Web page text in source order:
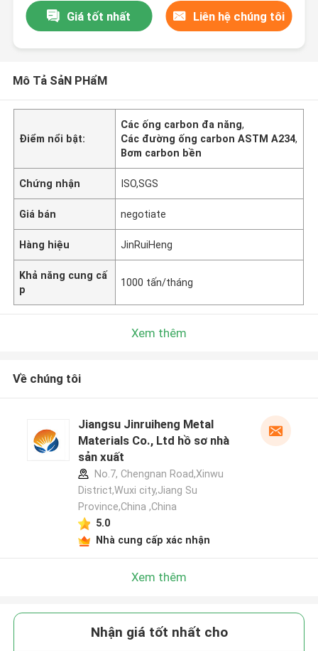
Giá tốt nhất Liên hệ chúng tôi
Mô Tả SảN PHẩM
Điểm nổi bật:
Các ống carbon đa năng,
Các đường ống carbon ASTM A234,
Bơm carbon bền
Chứng nhận ISO,SGS
Giá bán negotiate
Hàng hiệu JinRuiHeng
Khả năng cung cấ
p
1000 tấn/tháng
Xem thêm
Về chúng tôi
Jiangsu Jinruiheng Metal
Materials Co., Ltd hồ sơ nhà
sản xuất
No.7, Chengnan Road,Xinwu
District,Wuxi city,Jiang Su
Province,China ,China
5.0
Nhà cung cấp xác nhận
Xem thêm
Nhận giá tốt nhất cho